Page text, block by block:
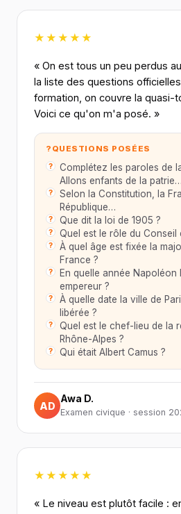
★★★★★
« On est tous un peu perdus
la liste des questions
formation, on couvre la quasi-
Voici ce qu'on m'a posé. »
? QUESTIONS POSÉES
Complétez les paroles de
Allons enfants de la
Selon la Constitution, la
République…
Que dit la loi de 1905 ?
Quel est le rôle du Conseil
À quel âge est fixée la
France ?
En quelle année Napoléon
empereur ?
À quelle date la ville de
libérée ?
Quel est le chef-lieu de la
Rhône-Alpes ?
Qui était Albert Camus ?
AD
Awa D.
Examen civique · session
★★★★★
« Le niveau est plutôt facile :